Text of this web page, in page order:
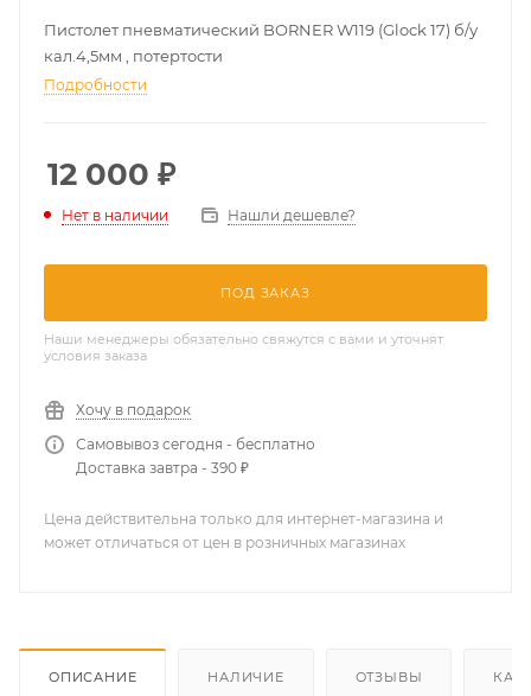
Пистолет пневматический BORNER W119 (Glock 17) б/у
кал.4,5мм , потертости
Подробности
12 000 ₽
Нет в наличии Нашли дешевле?
ПОД ЗАКАЗ
Наши менеджеры обязательно свяжутся с вами и уточнят
условия заказа
Хочу в подарок
Самовывоз сегодня - бесплатно
Доставка завтра - 390 ₽
Цена действительна только для интернет-магазина и
может отличаться от цен в розничных магазинах
ОПИСАНИЕ НАЛИЧИЕ ОТЗЫВЫ КАК